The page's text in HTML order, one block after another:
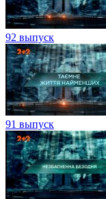
92 выпуск
91 выпуск